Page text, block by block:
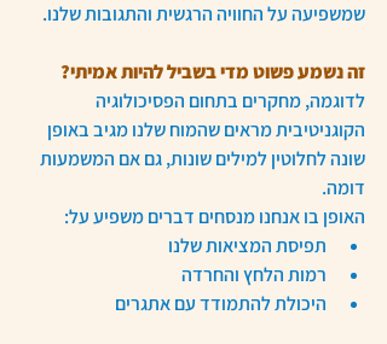
שמשפיעה על החוויה הרגשית והתגובות שלנו.
זה נשמע פשוט מדי בשביל להיות אמיתי?
לדוגמה, מחקרים בתחום הפסיכולוגיה
הקוגניטיבית מראים שהמוח שלנו מגיב באופן
שונה לחלוטין למילים שונות, גם אם המשמעות
דומה.
האופן בו אנחנו מנסחים דברים משפיע על:
תפיסת המציאות שלנו
רמות הלחץ והחרדה
היכולת להתמודד עם אתגרים